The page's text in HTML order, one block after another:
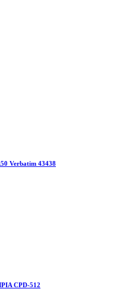
Verbatim 43438
CPD-512